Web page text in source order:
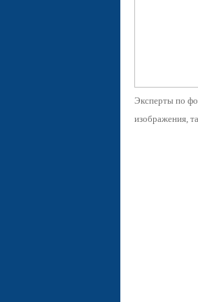
Эксперты по
изображения,